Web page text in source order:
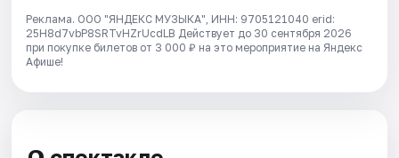
Реклама. ООО "ЯНДЕКС МУЗЫКА", ИНН: 9705121040 erid:
25H8d7vbP8SRTvHZrUcdLB Действует до 30 сентября 2026
при покупке билетов от 3 000 ₽ на это мероприятие на Яндекс
Афише!